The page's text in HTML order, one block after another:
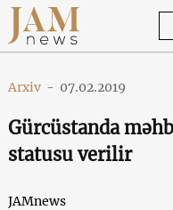
Arxiv - 07.02.2019
Gürcüstanda
statusu verilir
JAMnews